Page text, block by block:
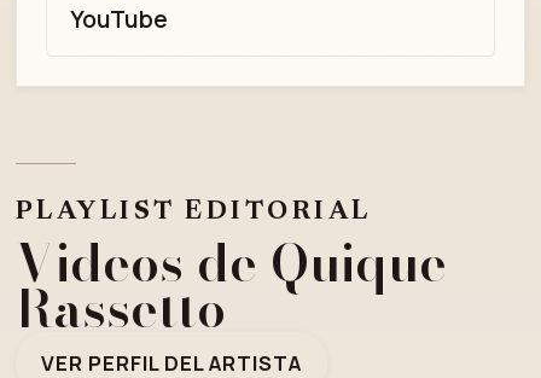
YouTube
PLAYLIST EDITORIAL
Videos de Quique
Rassetto
VER PERFIL DEL ARTISTA